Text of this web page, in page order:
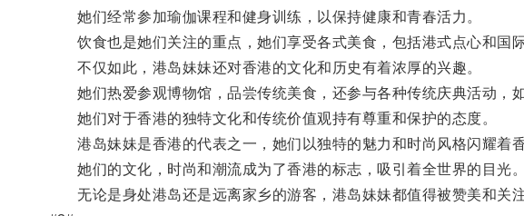
她们经常参加瑜伽课程和健身训练，以保持健康和青春活力。
饮食也是她们关注的重点，她们享受各式美食，包括港式点心和国际
不仅如此，港岛妹妹还对香港的文化和历史有着浓厚的兴趣。
她们热爱参观博物馆，品尝传统美食，还参与各种传统庆典活动，如
她们对于香港的独特文化和传统价值观持有尊重和保护的态度。
港岛妹妹是香港的代表之一，她们以独特的魅力和时尚风格闪耀着香
她们的文化，时尚和潮流成为了香港的标志，吸引着全世界的目光。
无论是身处港岛还是远离家乡的游客，港岛妹妹都值得被赞美和关注